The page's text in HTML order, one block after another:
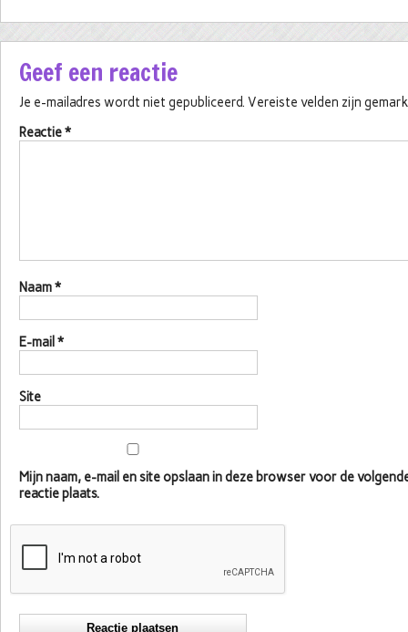
Geef een reactie
Je e-mailadres wordt niet gepubliceerd. Vereiste velden zijn
Reactie*
Naam*
E-mail *
Site
Mijn naam, e-mail en site opslaan in deze browser voor de
reactie plaats.